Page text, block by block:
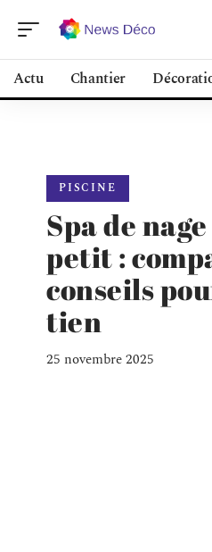
Actu Chantier
PISCINE
Spa de
petit :
conseils
tien
25 novembre 2025